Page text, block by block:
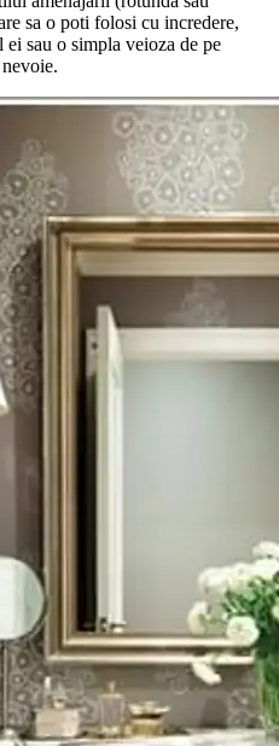
sa o poti folosi cu incredere,
sau o simpla veioza de pe